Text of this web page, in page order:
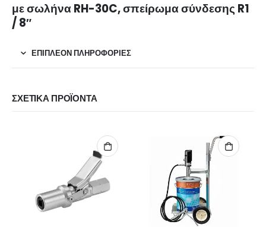
με σωλήνα RH-30C, σπείρωμα σύνδεσης R1
/ 8″
ΕΠΙΠΛΈΟΝ ΠΛΗΡΟΦΟΡΊΕΣ
ΣΧΕΤΙΚΆ ΠΡΟΪΌΝΤΑ